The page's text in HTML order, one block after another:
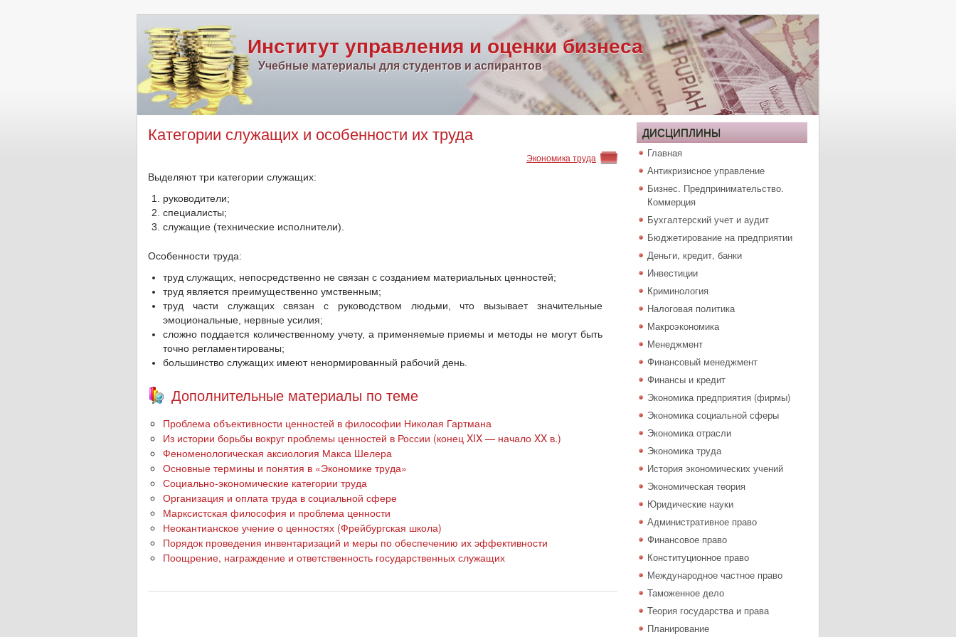
Институт управления и оценки бизнеса
Учебные материалы для студентов и аспирантов
Категории служащих и особенности их труда
Экономика труда
Выделяют три категории служащих:
руководители;
специалисты;
служащие (технические исполнители).
Особенности труда:
труд служащих, непосредственно не связан с созданием материальных ценностей;
труд является преимущественно умственным;
труд части служащих связан с руководством людьми, что вызывает значительные
эмоциональные, нервные усилия;
сложно поддается количественному учету, а применяемые приемы и методы не могут быть
точно регламентированы;
большинство служащих имеют ненормированный рабочий день.
Дополнительные материалы по теме
Проблема объективности ценностей в философии Николая Гартмана
Из истории борьбы вокруг проблемы ценностей в России (конец XIX — начало XX в.)
Феноменологическая аксиология Макса Шелера
Основные термины и понятия в «Экономике труда»
Социально-экономические категории труда
Организация и оплата труда в социальной сфере
Марксистская философия и проблема ценности
Неокантианское учение о ценностях (Фрейбургская школа)
Порядок проведения инвентаризаций и меры по обеспечению их эффективности
Поощрение, награждение и ответственность государственных служащих
ДИСЦИПЛИНЫ
Главная
Антикризисное управление
Бизнес. Предпринимательство.
Коммерция
Бухгалтерский учет и аудит
Бюджетирование на предприятии
Деньги, кредит, банки
Инвестиции
Криминология
Налоговая политика
Макроэкономика
Менеджмент
Финансовый менеджмент
Финансы и кредит
Экономика предприятия (фирмы)
Экономика социальной сферы
Экономика отрасли
Экономика труда
История экономических учений
Экономическая теория
Юридические науки
Административное право
Финансовое право
Конституционное право
Международное частное право
Таможенное дело
Теория государства и права
Планирование